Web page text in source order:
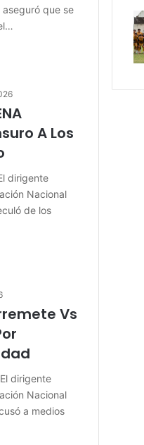
que se
A Los
dirigente
Nacional
de los
Vs
dirigente
Nacional
a medios